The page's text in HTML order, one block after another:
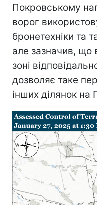
Покровському
ворог
бронетехніки та
але зазначив, що
зоні
дозволяє таке
інших ділянок